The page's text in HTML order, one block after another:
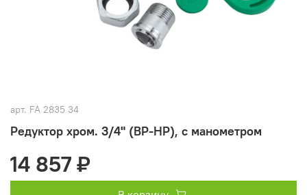
арт. FA 2835 34
Редуктор хром. 3/4" (ВР-НР), с манометром
14 857 ₽